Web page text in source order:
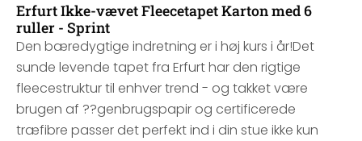
Erfurt Ikke-vævet Fleecetapet Karton med 6
ruller - Sprint
Den bæredygtige indretning er i høj kurs i år!Det
sunde levende tapet fra Erfurt har den rigtige
fleecestruktur til enhver trend - og takket være
brugen af ??genbrugspapir og certificerede
træfibre passer det perfekt ind i din stue ikke kun